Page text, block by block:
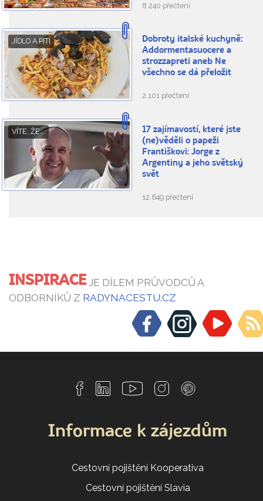
8.240 přečtení
JÍDLO A PITÍ
Dobroty italské kuchyně:
Addormentasuocere a
strozzapreti aneb Ne
všechno se dá přeložit
2.101 přečtení
VÍTE, ŽE...
17 zajímavostí, které jste
(ne)věděli o papeži
Františkovi: Jorge z
Argentiny a jeho světský
svět
12.649 přečtení
INSPIRACEJE DÍLEM PRŮVODCŮ A
ODBORNÍKŮ Z RADYNACESTU.CZ
Informace k zájezdům
Cestovní pojištění Kooperativa
Cestovní pojištění Slavia